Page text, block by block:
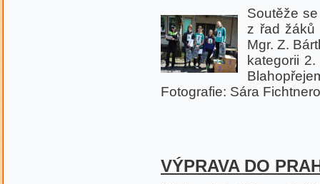
Soutěže
z řad žáků
Mgr. Z.
kategorii
Fotografie: Sára
VÝPRAVA DO